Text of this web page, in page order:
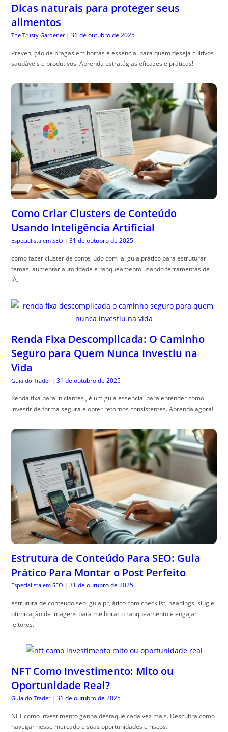
Dicas naturais para proteger seus
alimentos
The Trusty Gardener | 31 de outubro de 2025
Preven, ção de pragas em hortas é essencial para quem deseja cultivos
saudáveis e produtivos. Aprenda estratégias eficazes e práticas!
Como Criar Clusters de Conteúdo
Usando Inteligência Artificial
Especialista em SEO | 31 de outubro de 2025
como fazer cluster de conte, údo com ia: guia prático para estruturar
temas, aumentar autoridade e ranqueamento usando ferramentas de
IA.
Renda Fixa Descomplicada: O Caminho
Seguro para Quem Nunca Investiu na
Vida
Guia do Trader | 31 de outubro de 2025
Renda fixa para iniciantes , é um guia essencial para entender como
investir de forma segura e obter retornos consistentes. Aprenda agora!
Estrutura de Conteúdo Para SEO: Guia
Prático Para Montar o Post Perfeito
Especialista em SEO | 31 de outubro de 2025
estrutura de conteudo seo: guia pr, ático com checklist, headings, slug e
otimização de imagens para melhorar o ranqueamento e engajar
leitores.
NFT Como Investimento: Mito ou
Oportunidade Real?
Guia do Trader | 31 de outubro de 2025
NFT como investimento ganha destaque cada vez mais. Descubra como
navegar nesse mercado e suas oportunidades e riscos.